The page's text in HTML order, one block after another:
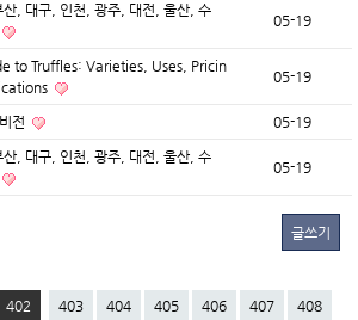
, 대구, 인천, 광주, 대전, 울산, 수
05-19
to Truffles: Varieties, Uses, Pricin
05-19
전 05-19
, 대구, 인천, 광주, 대전, 울산, 수
05-19
글쓰기
402 403 404 405 406 407 408